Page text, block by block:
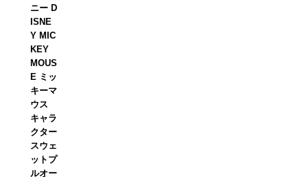
ニー D
ISNE
Y MIC
KEY
MOUS
E ミッ
キーマ
ウス
キャラ
クター
スウェ
ットプ
ルオー